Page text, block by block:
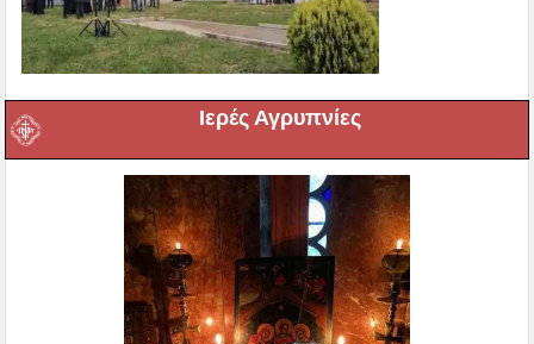
Ιερές Αγρυπνίες